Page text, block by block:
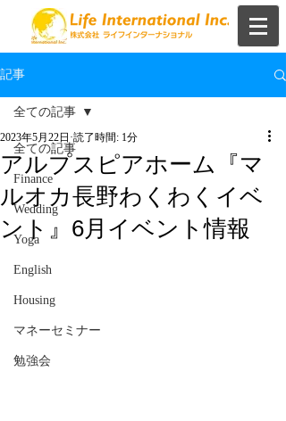
記事
全ての記事
Finance
Wedding
Yoga
English
Housing
マネーセミナー
勉強会
全ての記事
アルプスピアホーム『マ
ルオカ長野わくわくイベ
ント』6月イベント情報
2023年5月22日 読了時間: 1分